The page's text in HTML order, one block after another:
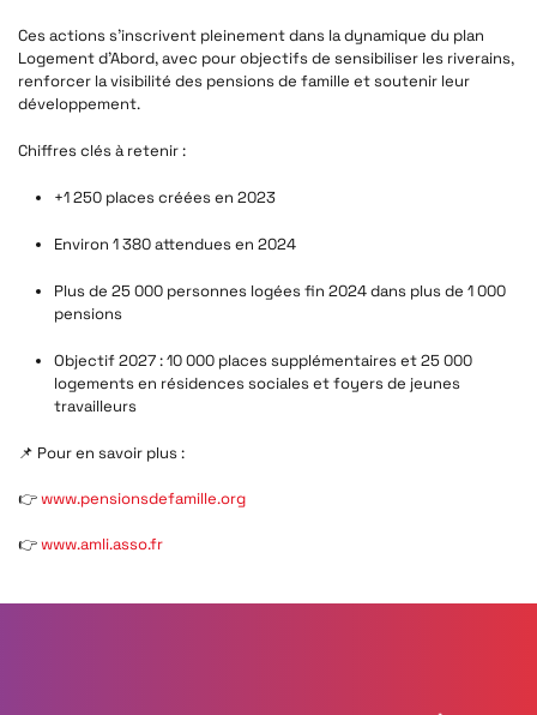
Ces actions s’inscrivent pleinement dans la dynamique du plan
Logement d’Abord, avec pour objectifs de sensibiliser les riverains,
renforcer la visibilité des pensions de famille et soutenir leur
développement.
Chiffres clés à retenir :
+1 250 places créées en 2023
Environ 1 380 attendues en 2024
Plus de 25 000 personnes logées fin 2024 dans plus de 1 000
pensions
Objectif 2027 : 10 000 places supplémentaires et 25 000
logements en résidences sociales et foyers de jeunes
travailleurs
📌 Pour en savoir plus :
👉www.pensionsdefamille.org
👉www.amli.asso.fr